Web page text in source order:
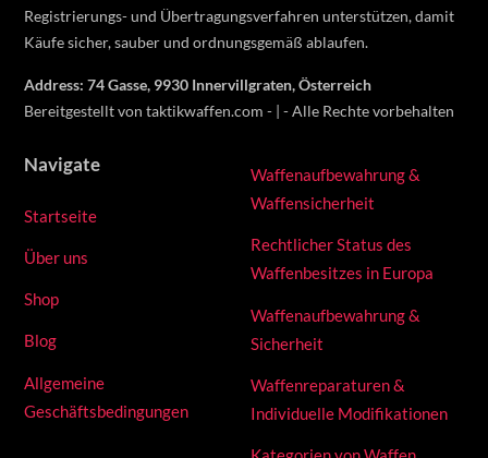
Registrierungs- und Übertragungsverfahren unterstützen, damit
Käufe sicher, sauber und ordnungsgemäß ablaufen.
Address: 74 Gasse, 9930 Innervillgraten, Österreich
Bereitgestellt von taktikwaffen.com - | - Alle Rechte vorbehalten
Navigate
Startseite
Über uns
Shop
Blog
Allgemeine
Geschäftsbedingungen
Waffenaufbewahrung &
Waffensicherheit
Rechtlicher Status des
Waffenbesitzes in Europa
Waffenaufbewahrung &
Sicherheit
Waffenreparaturen &
Individuelle Modifikationen